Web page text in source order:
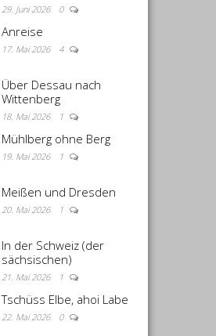
29. Juni 2026 0
Anreise
17. Mai 2026 4
Über Dessau nach
Wittenberg
18. Mai 2026 1
Mühlberg ohne Berg
19. Mai 2026 1
Meißen und Dresden
20. Mai 2026 1
In der Schweiz (der
sächsischen)
21. Mai 2026 1
Tschüss Elbe, ahoi Labe
22. Mai 2026 0